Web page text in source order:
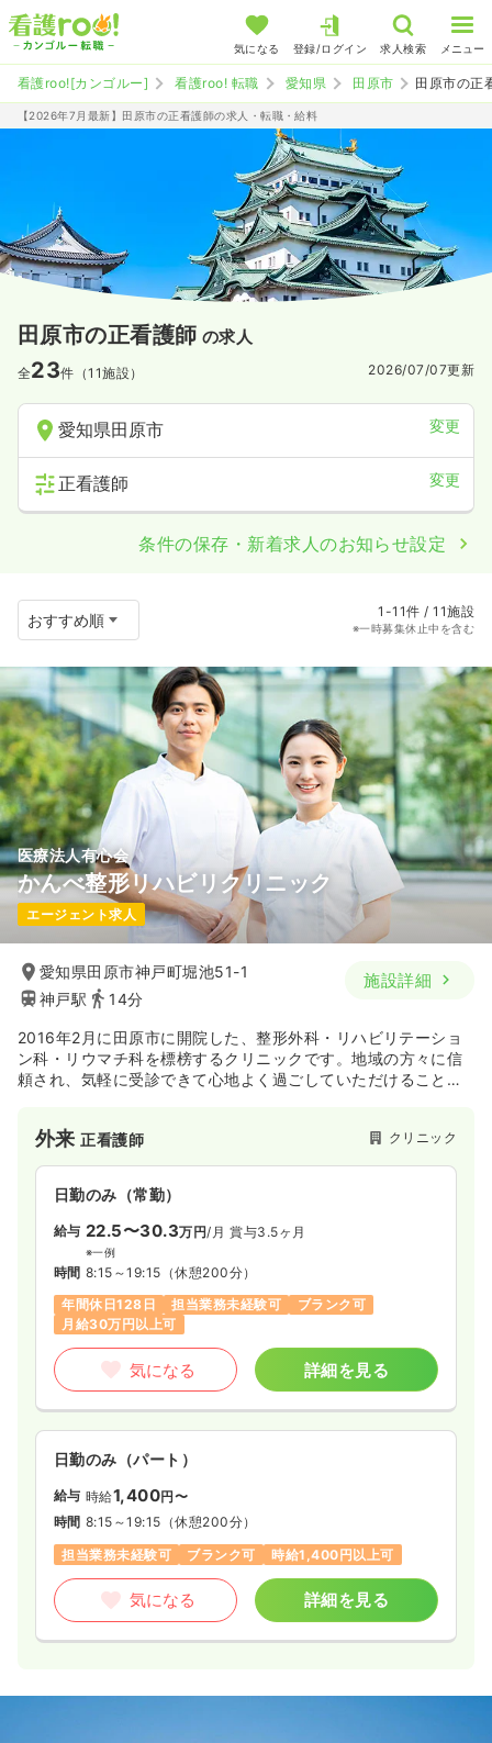
気になる 登録/ログイン 求人検索 メニュー
看護roo![カンゴルー] 看護roo! 転職 愛知県 田原市 田原市の正
【2026年7月最新】田原市の正看護師の求人・転職・給料
田原市の正看護師 の求人
全23件（11施設） 2026/07/07更新
愛知県田原市 変更
正看護師 変更
条件の保存・新着求人のお知らせ設定
1-11件 / 11施設
※一時募集休止中を含む
医療法人有心会
かんべ整形リハビリクリニック
エージェント求人
愛知県田原市神戸町堀池51-1
神戸駅
14分
施設詳細
2016年2月に田原市に開院した、整形外科・リハビリテーショ
ン科・リウマチ科を標榜するクリニックです。地域の方々に信
頼され、気軽に受診できて心地よく過ごしていただけることを
腿の骨塩定量を測定できる骨塩定量装置などの設備を整えてお
り、リハビリには予約制を導入しています。
外来正看護師 クリニック
日勤のみ（常勤）
給与 22.5〜30.3万円/月 賞与3.5ヶ月
※一例
時間 8:15～19:15 （休憩200分）
年間休日128日
担当業務未経験可
ブランク可
月給30万円以上可
気になる 詳細を見る
日勤のみ（パート）
給与 時給1,400円〜
時間 8:15～19:15 （休憩200分）
担当業務未経験可
ブランク可 時給1,400円以上可
気になる 詳細を見る